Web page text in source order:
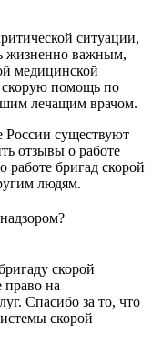
ситуации,
жизненно важным,
медицинской
помощь по
лечащим врачом.
существуют
отзывы о работе
бригад скорой
людям.
скорой
на
Спасибо за то, что
скорой